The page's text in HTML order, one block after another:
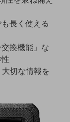
長く使える
換機能」な
大切な情報を